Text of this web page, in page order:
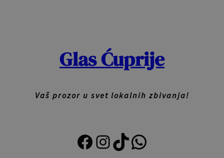
Glas Ćuprije
Vaš prozor u svet lokalnih zbivanja!
Facebook
Instagram
TikTok
Viber